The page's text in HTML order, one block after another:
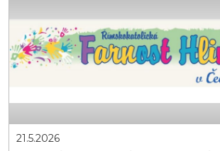
21.5.2026